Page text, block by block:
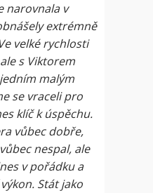
narovnala v
extrémně
velké rychlosti
s Viktorem
malým
se vraceli pro
klíč k úspěchu.
vůbec dobře,
nespal, ale
v pořádku a
Stát jako